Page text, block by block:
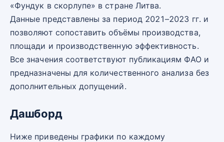
«Фундук в скорлупе» в стране Литва.
Данные представлены за период 2021–2023 гг. и
позволяют сопоставить объёмы производства,
площади и производственную эффективность.
Все значения соответствуют публикациям ФАО и
предназначены для количественного анализа без
дополнительных допущений.
Дашборд
Ниже приведены графики по каждому